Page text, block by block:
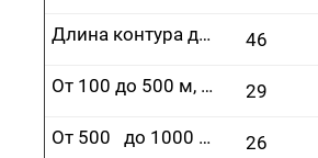
46
Длина контура до 100 м, руб.
29
От 100 до 500 м, руб.
26
От 500 до 1000 м, руб.